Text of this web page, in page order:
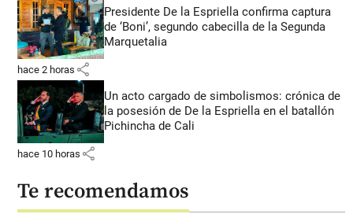
Presidente De la Espriella confirma captura
de ‘Boni’, segundo cabecilla de la Segunda
Marquetalia
hace 2 horas share
Un acto cargado de simbolismos: crónica de
la posesión de De la Espriella en el batallón
Pichincha de Cali
hace 10 horas share
Te recomendamos